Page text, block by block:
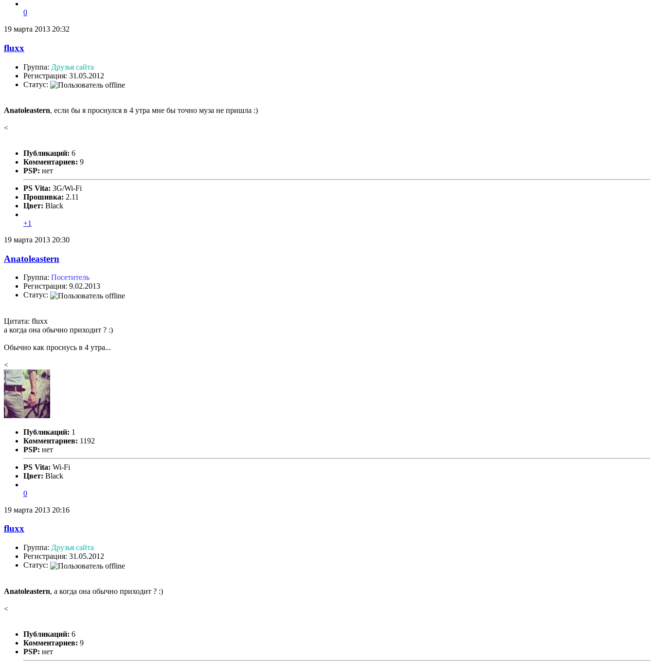
0
19 марта 2013 20:32
fluxx
Группа: Друзья сайта
Регистрация: 31.05.2012
Статус:
Anatoleastern, если бы я проснулся в 4 утра мне бы точно муза не пришла :)
<
Публикаций: 6
Комментариев: 9
PSP: нет
PS Vita: 3G/Wi-Fi
Прошивка: 2.11
Цвет: Black
+1
19 марта 2013 20:30
Anatoleastern
Группа: Посетитель
Регистрация: 9.02.2013
Статус:
Цитата: fluxx
а когда она обычно приходит ? :)
Обычно как проснусь в 4 утра...
<
Публикаций: 1
Комментариев: 1192
PSP: нет
PS Vita: Wi-Fi
Цвет: Black
0
19 марта 2013 20:16
fluxx
Группа: Друзья сайта
Регистрация: 31.05.2012
Статус:
Anatoleastern, а когда она обычно приходит ? :)
<
Публикаций: 6
Комментариев: 9
PSP: нет